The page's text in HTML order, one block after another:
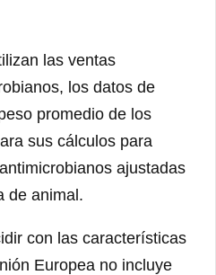
las ventas
los datos de
promedio de los
sus cálculos para
ajustadas
de animal.
con las características
Europea no incluye